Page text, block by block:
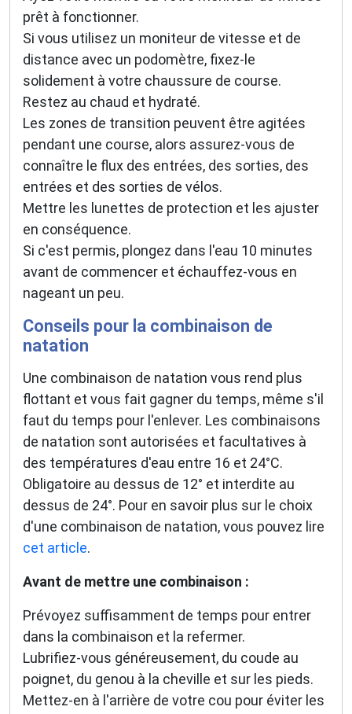
prêt à fonctionner.
Si vous utilisez un moniteur de vitesse et de
distance avec un podomètre, fixez-le
solidement à votre chaussure de course.
Restez au chaud et hydraté.
Les zones de transition peuvent être agitées
pendant une course, alors assurez-vous de
connaître le flux des entrées, des sorties, des
entrées et des sorties de vélos.
Mettre les lunettes de protection et les ajuster
en conséquence.
Si c'est permis, plongez dans l'eau 10 minutes
avant de commencer et échauffez-vous en
nageant un peu.
Conseils pour la combinaison de
natation
Une combinaison de natation vous rend plus
flottant et vous fait gagner du temps, même s'il
faut du temps pour l'enlever. Les combinaisons
de natation sont autorisées et facultatives à
des températures d'eau entre 16 et 24°C.
Obligatoire au dessus de 12° et interdite au
dessus de 24°. Pour en savoir plus sur le choix
d'une combinaison de natation, vous pouvez lire
cet article.
Avant de mettre une combinaison :
Prévoyez suffisamment de temps pour entrer
dans la combinaison et la refermer.
Lubrifiez-vous généreusement, du coude au
poignet, du genou à la cheville et sur les pieds.
Mettez-en à l'arrière de votre cou pour éviter les